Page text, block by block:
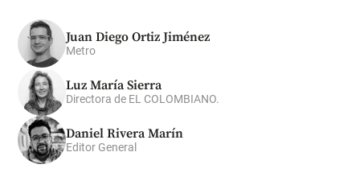
Juan Diego Ortiz Jiménez
Metro
Luz María Sierra
Directora de EL COLOMBIANO.
Daniel Rivera Marín
Editor General